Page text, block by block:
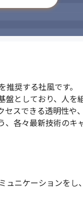
奨する社風です。
としており、人を
スできる透明性や
各々最新技術のキ
ニケーションを